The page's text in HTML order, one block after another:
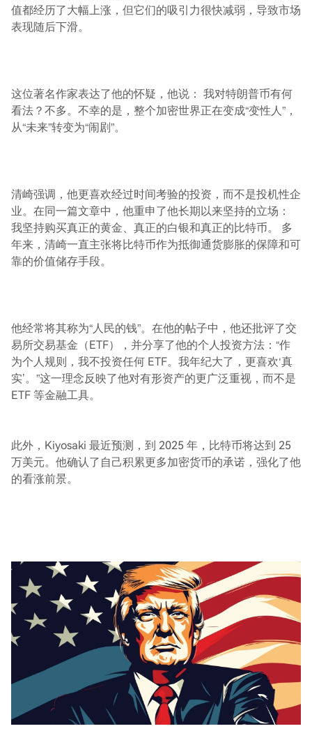
值都经历了大幅上涨，但它们的吸引力很快减弱，导致市场
表现随后下滑。
这位著名作家表达了他的怀疑，他说： 我对特朗普币有何
看法？不多。不幸的是，整个加密世界正在变成“变性人”，
从“未来”转变为“闹剧”。
清崎强调，他更喜欢经过时间考验的投资，而不是投机性企
业。在同一篇文章中，他重申了他长期以来坚持的立场：
我坚持购买真正的黄金、真正的白银和真正的比特币。 多
年来，清崎一直主张将比特币作为抵御通货膨胀的保障和可
靠的价值储存手段。
他经常将其称为“人民的钱”。在他的帖子中，他还批评了交
易所交易基金（ETF），并分享了他的个人投资方法：“作
为个人规则，我不投资任何 ETF。我年纪大了，更喜欢‘真
实’。”这一理念反映了他对有形资产的更广泛重视，而不是
ETF 等金融工具。
此外，Kiyosaki 最近预测，到 2025 年，比特币将达到 25
万美元。他确认了自己积累更多加密货币的承诺，强化了他
的看涨前景。